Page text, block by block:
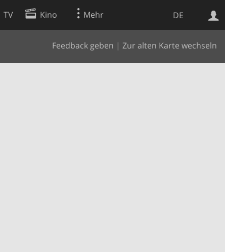
DE
TV Kino Mehr
Feedback geben | Zur alten Karte wechseln
Websuche